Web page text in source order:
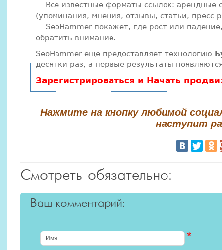
— Все известные форматы ссылок: арендные
(упоминания, мнения, отзывы, статьи, пресс-
— SeoHammer покажет, где рост или
обратить внимание.
SeoHammer еще предоставляет технологию
десятки раз, а первые результаты
Зарегистрироваться и Начать
Нажмите на кнопку любимой
наступит
Смотреть обязательно:
Ваш комментарий:
*